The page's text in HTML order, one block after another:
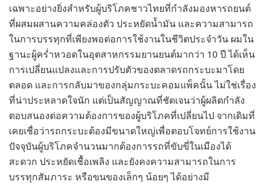
เฉพาะอย่างยิ่งสำหรับผู้บริโภคชาวไทยที่กำลังมองหารถยนต์
ที่ผสมผสานความคล่องตัว ประหยัดน้ำมัน และความสามารถ
ในการบรรทุกที่เพียงพอต่อการใช้งานในชีวิตประจำวัน ผมใน
ฐานะผู้คร่ำหวอดในอุตสาหกรรมยานยนต์มากว่า 10 ปี ได้เห็น
การเปลี่ยนแปลงและการปรับตัวของตลาดรถกระบะมาโดย
ตลอด และการกลับมาของกลุ่มกระบะคอมแพ็คนั้น ไม่ใช่เรื่อง
ที่น่าประหลาดใจนัก แต่เป็นสัญญาณที่ชัดเจนว่าผู้ผลิตกำลัง
ตอบสนองต่อความต้องการของผู้บริโภคที่เปลี่ยนไป จากเดิมที่
เคยเชื่อว่ารถกระบะต้องมีขนาดใหญ่เพื่อตอบโจทย์การใช้งาน
ปัจจุบันผู้บริโภคจำนวนมากต้องการรถที่ขับขี่ในเมืองได้
สะดวก ประหยัดเชื้อเพลิง และยังคงความสามารถในการ
บรรทุกสัมภาระ หรือขนของเล็กๆ น้อยๆ ได้อย่างมี